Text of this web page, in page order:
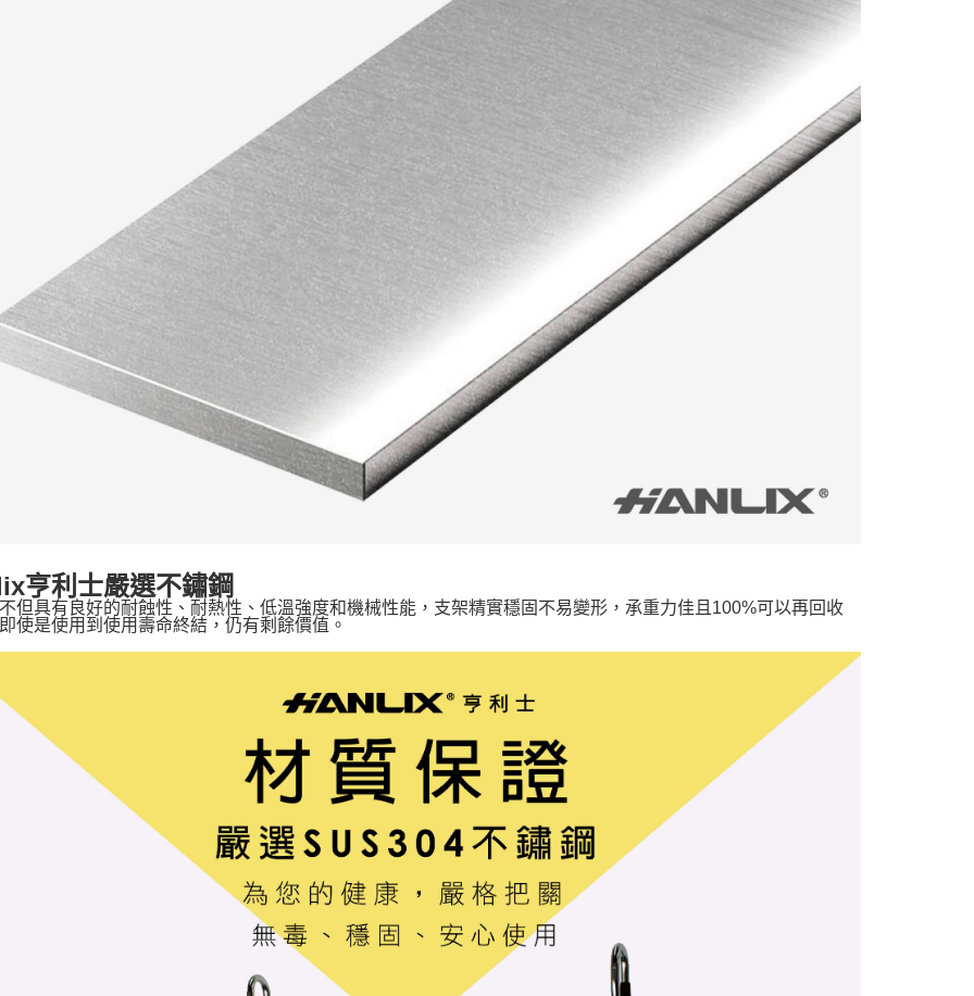
亨利士嚴選不鏽鋼
但具有良好的耐蝕性、耐熱性、低溫強度和機械性能，支架精實穩固不易變形，承重力佳且100%可以再回收
使是使用到使用壽命終結，仍有剩餘價值。